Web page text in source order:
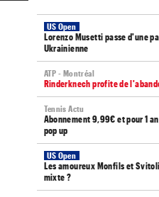
US Open
Lorenzo Musetti passe d'une
Ukrainienne
ATP - Montréal
Rinderknech profite de
Tennis Actu
Abonnement 9,99€ et pour 1
pop up
US Open
Les amoureux Monfils et
mixte ?